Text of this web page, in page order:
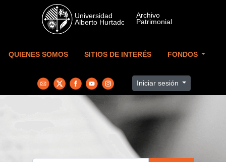
Skip to main content
QUIENES SOMOS SITIOS DE INTERÉS FONDOS
Iniciar sesión